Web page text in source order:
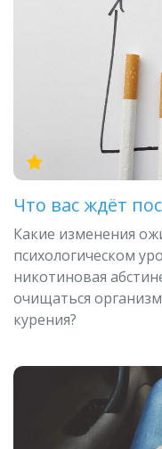
Что вас ждёт
Какие изменения
психологическом
никотиновая
очищаться
курения?